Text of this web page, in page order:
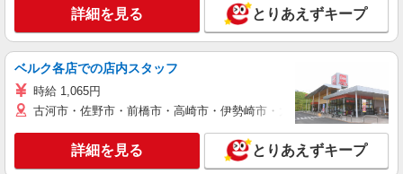
詳細を見る とりあえずキープ
ベルク各店での店内スタッフ
時給 1,065円
古河市・佐野市・前橋市・高崎市・伊勢崎市・太田市・館林市・藤
詳細を見る とりあえずキープ